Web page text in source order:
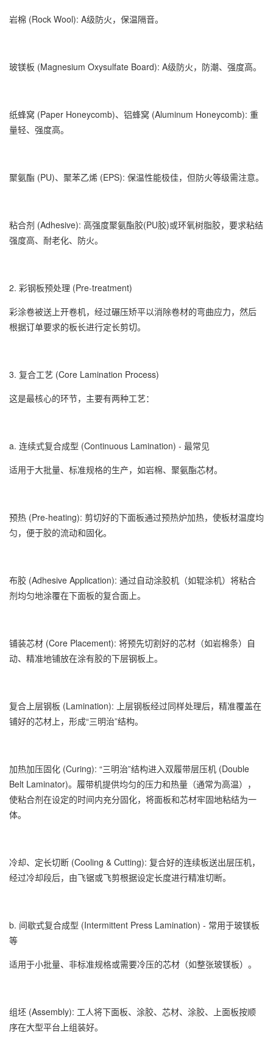
岩棉 (Rock Wool): A级防火，保温隔音。
玻镁板 (Magnesium Oxysulfate Board): A级防火，防潮、强度高。
纸蜂窝 (Paper Honeycomb)、铝蜂窝 (Aluminum Honeycomb): 重
量轻、强度高。
聚氨酯 (PU)、聚苯乙烯 (EPS): 保温性能极佳，但防火等级需注意。
粘合剂 (Adhesive): 高强度聚氨酯胶(PU胶)或环氧树脂胶，要求粘结
强度高、耐老化、防火。
2. 彩钢板预处理 (Pre-treatment)
彩涂卷被送上开卷机，经过碾压矫平以消除卷材的弯曲应力，然后
根据订单要求的板长进行定长剪切。
3. 复合工艺 (Core Lamination Process)
这是最核心的环节，主要有两种工艺：
a. 连续式复合成型 (Continuous Lamination) - 最常见
适用于大批量、标准规格的生产，如岩棉、聚氨酯芯材。
预热 (Pre-heating): 剪切好的下面板通过预热炉加热，使板材温度均
匀，便于胶的流动和固化。
布胶 (Adhesive Application): 通过自动涂胶机（如辊涂机）将粘合
剂均匀地涂覆在下面板的复合面上。
铺装芯材 (Core Placement): 将预先切割好的芯材（如岩棉条）自
动、精准地铺放在涂有胶的下层钢板上。
复合上层钢板 (Lamination): 上层钢板经过同样处理后，精准覆盖在
铺好的芯材上，形成“三明治”结构。
加热加压固化 (Curing): “三明治”结构进入双履带层压机 (Double
Belt Laminator)。履带机提供均匀的压力和热量（通常为高温），
使粘合剂在设定的时间内充分固化，将面板和芯材牢固地粘结为一
体。
冷却、定长切断 (Cooling & Cutting): 复合好的连续板送出层压机，
经过冷却段后，由飞锯或飞剪根据设定长度进行精准切断。
b. 间歇式复合成型 (Intermittent Press Lamination) - 常用于玻镁板
等
适用于小批量、非标准规格或需要冷压的芯材（如整张玻镁板）。
组坯 (Assembly): 工人将下面板、涂胶、芯材、涂胶、上面板按顺
序在大型平台上组装好。